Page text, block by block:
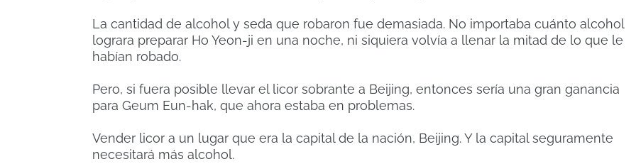
La cantidad de alcohol y seda que robaron fue demasiada. No importaba cuánto alcohol
lograra preparar Ho Yeon-ji en una noche, ni siquiera volvía a llenar la mitad de lo que le
habían robado.
Pero, si fuera posible llevar el licor sobrante a Beijing, entonces sería una gran ganancia
para Geum Eun-hak, que ahora estaba en problemas.
Vender licor a un lugar que era la capital de la nación, Beijing. Y la capital seguramente
necesitará más alcohol.